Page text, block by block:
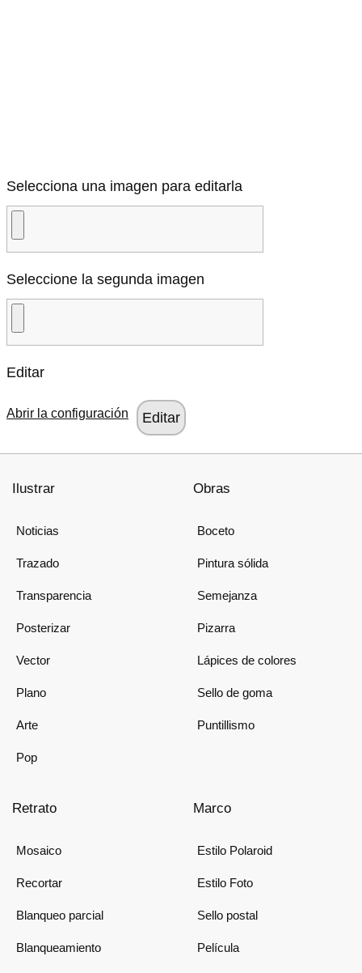
Selecciona una imagen para editarla
Seleccione la segunda imagen
Editar
Abrir la configuración
Ilustrar
Noticias
Trazado
Transparencia
Posterizar
Vector
Plano
Arte
Pop
Obras
Boceto
Pintura sólida
Semejanza
Pizarra
Lápices de colores
Sello de goma
Puntillismo
Retrato
Mosaico
Recortar
Blanqueo parcial
Blanqueamiento
Marco
Estilo Polaroid
Estilo Foto
Sello postal
Película